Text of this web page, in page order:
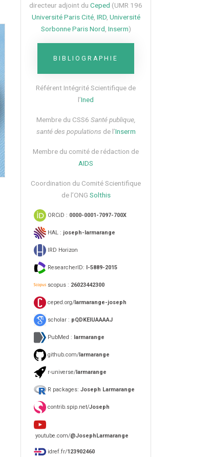
directeur adjoint du Ceped (UMR 196
Université Paris Cité, IRD, Université
Sorbonne Paris Nord Inserm)
BIBLIOGRAPHIE
Référent Intégrité Scientifique de
l’Ined
Membre du CSS6​ Santé publique,
santé des populations de l’Inserm
Membre du comité de rédaction de
AIDS
Coordination du Comité Scientifique
de l’ONG Solthis
ORCiD : 0000-0001-7097-700X
HAL : joseph-larmarange
IRD Horizon
ResearcherID: I-5889-2015
scopus : 26023442300
ceped.org/larmarange-joseph
scholar : pQDKEIUAAAAJ
PubMed : larmarange
github.com/larmarange
r-universe/larmarange
R packages: Joseph Larmarange
contrib.spip.net/Joseph
youtube.com/@JosephLarmarange
idref.fr/123902460